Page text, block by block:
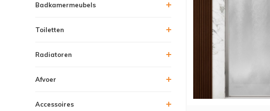
Badkamermeubels
Toiletten
Radiatoren
Afvoer
Accessoires